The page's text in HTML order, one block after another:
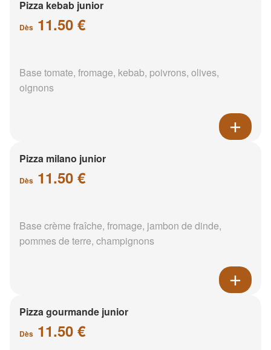
Pizza kebab junior
Dès 11.50 €
Base tomate, fromage, kebab, poivrons, olives,
oignons
Pizza milano junior
Dès 11.50 €
Base crème fraîche, fromage, jambon de dinde,
pommes de terre, champignons
Pizza gourmande junior
Dès 11.50 €